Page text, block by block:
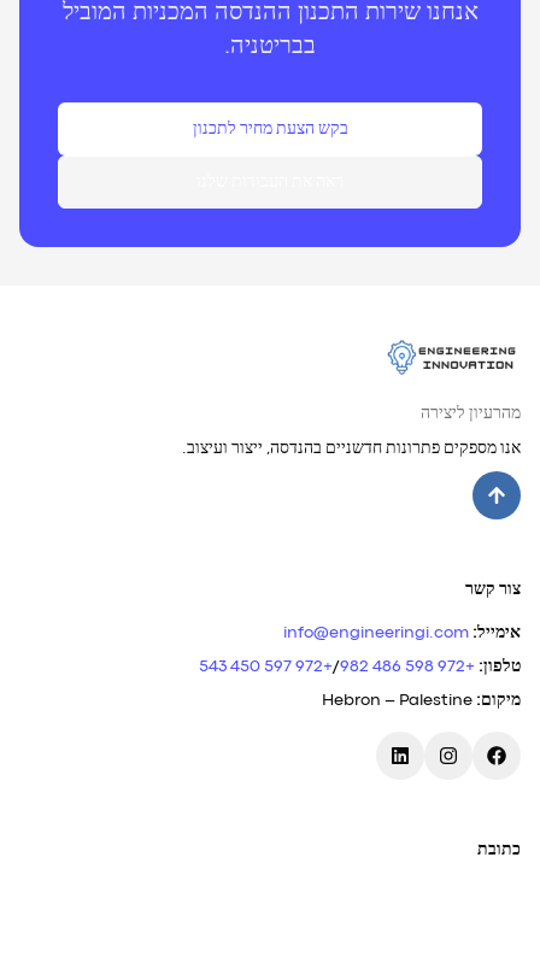
אנחנו שירות התכנון ההנדסה המכניות המוביל
בבריטניה.
בקש הצעת מחיר לתכנון
מהרעיון ליצירה
אנו מספקים פתרונות חדשניים בהנדסה, ייצור ועיצוב.
צור קשר
אימייל:
info@engineeringi.com
טלפון:
+972 598 486 982
/
+972 597 450 543
מיקום:
כתובת